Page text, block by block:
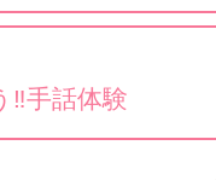
‼手話体験